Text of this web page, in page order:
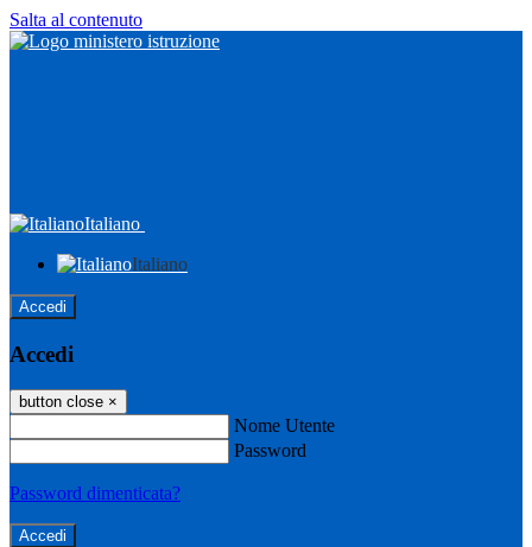
Salta al contenuto
Italiano
Italiano
Accedi
Accedi
button close ×
Nome Utente
Password
Password dimenticata?